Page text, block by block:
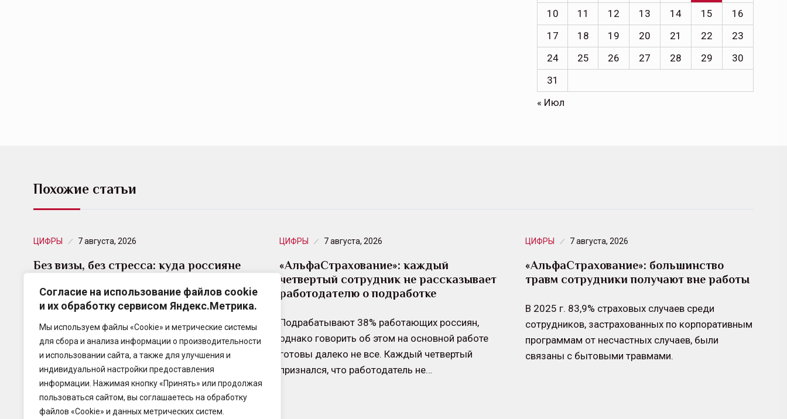
Согласие на использование файлов cookie
и их обработку сервисом Яндекс.Метрика.
Мы используем файлы «Cookie» и метрические системы
для сбора и анализа информации о производительности
и использовании сайта, а также для улучшения и
индивидуальной настройки предоставления
информации. Нажимая кнопку «Принять» или продолжая
пользоваться сайтом, вы соглашаетесь на обработку
файлов «Cookie» и данных метрических систем.
10
11 12 13 14 15
16
17
18 19 20 21 22
23
24
25 26 27 28 29
30
31
« Июл
Похожие статьи
ЦИФРЫ 7 августа, 2026
Без визы, без стресса: куда россияне
Совместное исследование eSIM.World и Travelata
показало: 9 из 10 самых популярных
направлений — страны с безвизовым режимом
для россиян.
ЦИФРЫ 7 августа, 2026
«АльфаСтрахование»: каждый
четвертый сотрудник не рассказывает
работодателю о подработке
Подрабатывают 38% работающих россиян,
однако говорить об этом на основной работе
готовы далеко не все. Каждый четвертый
признался, что работодатель не…
ЦИФРЫ 7 августа, 2026
«АльфаСтрахование»: большинство
травм сотрудники получают вне работы
В 2025 г. 83,9% страховых случаев среди
сотрудников, застрахованных по корпоративным
программам от несчастных случаев, были
связаны с бытовыми травмами.